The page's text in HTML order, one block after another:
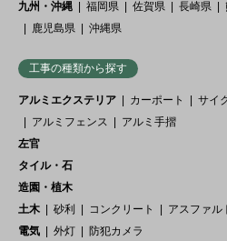
九州・沖縄
福岡県 佐賀県 長崎県
鹿児島県
沖縄県
工事の種類から探す
アルミエクステリア カーポート サイ
アルミフェンス
アルミ手摺
左官
タイル・石
造園・植木
土木
砂利 コンクリート
アスファル
電気
外灯
防犯カメラ